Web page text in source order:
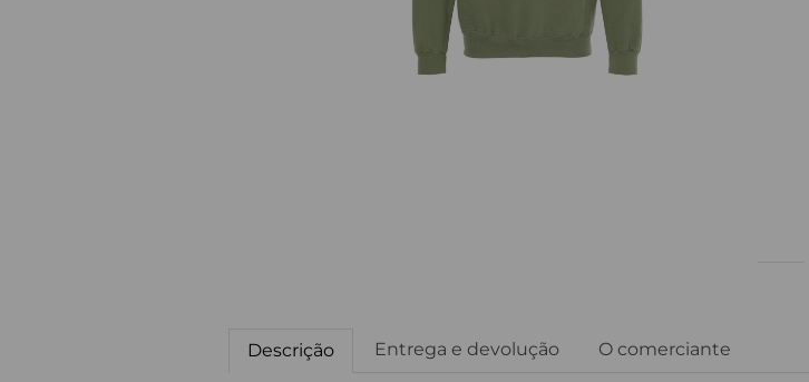
Descrição Entrega e devolução O comerciante